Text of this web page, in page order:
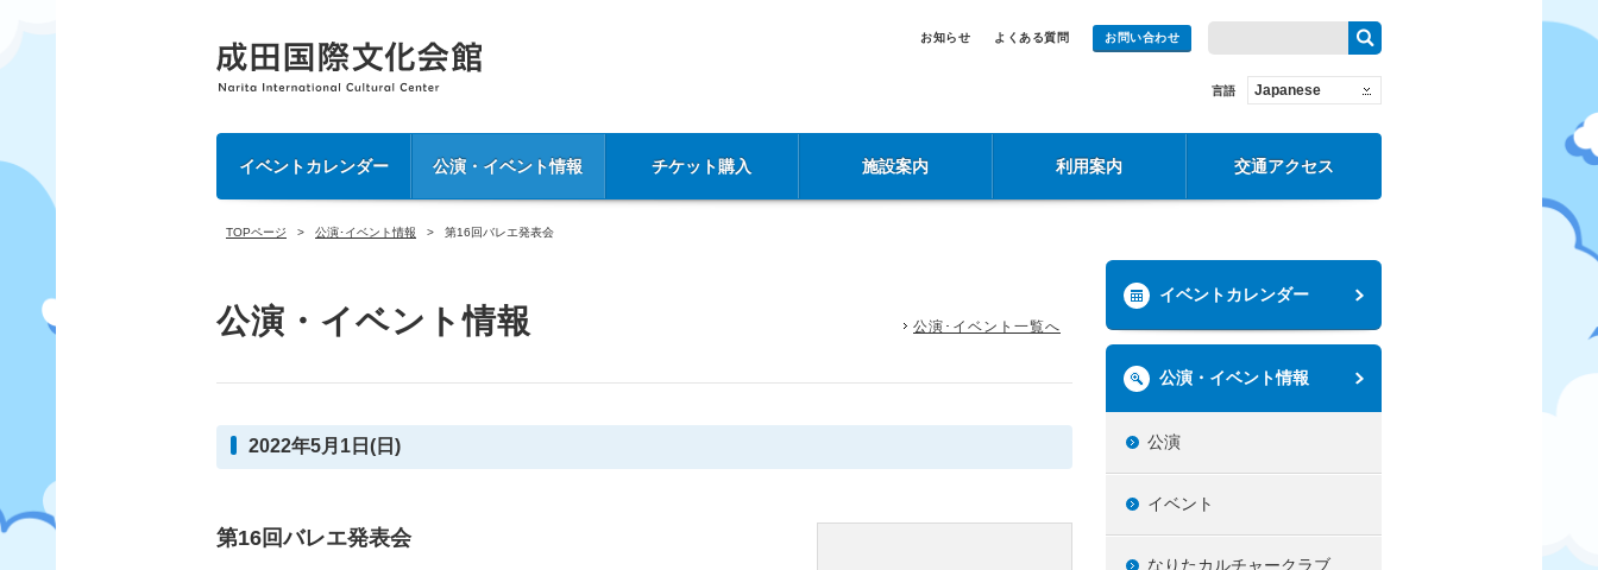
お知らせ よくある質問 お問い合わせ
言語 Japanese
イベントカレンダー 公演・イベント情報 チケット購入 施設案内 利用案内 交通アクセス
TOPページ 公演･イベント情報 第16回バレエ発表会
公演・イベント情報 公演･イベント一覧へ
2022年5月1日(日)
第16回バレエ発表会
イベントカレンダー
公演・イベント情報
公演
イベント
なりたカルチャークラブ